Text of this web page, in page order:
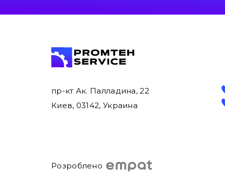
пр-кт Ак. Палладина, 22
Киев, 03142, Украина
Розроблено